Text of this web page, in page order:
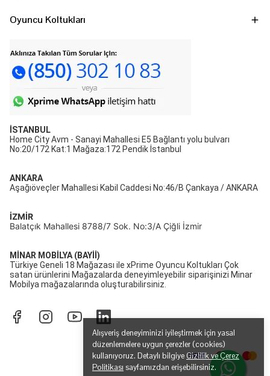
Alışveriş deneyiminizi iyileştirmek için yasal
düzenlemelere uygun çerezler (cookies)
kullanıyoruz. Detaylı bilgiye Gizlilik ve Çerez
Politikası sayfamızdan erişebilirsiniz.
Oyuncu Koltukları
İSTANBUL
Home City Avm - Sanayi Mahallesi E5 Bağlantı yolu bulvarı
No:20/172 Kat:1 Mağaza:172 Pendik İstanbul
ANKARA
Aşağıöveçler Mahallesi Kabil Caddesi No:46/B Çankaya / ANKARA
İZMİR
Balatçık Mahallesi 8788/7 Sok. No:3/A Çiğli İzmir
MİNAR MOBİLYA (BAYİİ)
Türkiye Geneli 18 Mağazası ile xPrime Oyuncu Koltukları Çok
satan ürünlerini Mağazalarda deneyimleyebilir siparişinizi Minar
Mobilya mağazalarında oluşturabilirsiniz.